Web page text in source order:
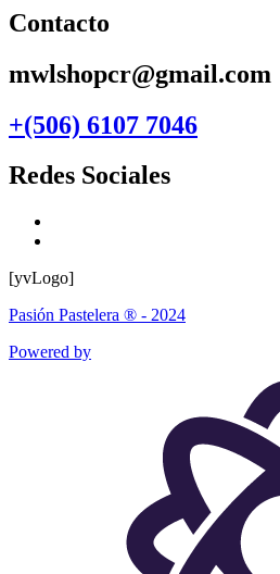
Contacto
mwlshopcr@gmail.com
+(506) 6107 7046
Redes Sociales
[yvLogo]
Pasión Pastelera ® - 2024
Powered by